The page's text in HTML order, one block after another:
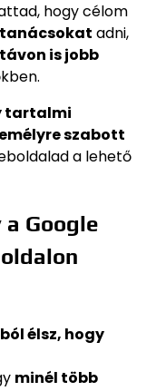
hogy célom
adni,
is jobb
tartalmi
szabott
a lehető
Google
élsz, hogy
minél több